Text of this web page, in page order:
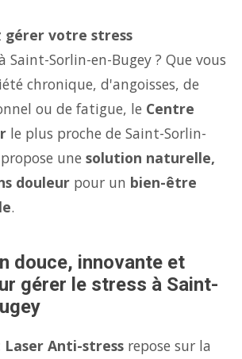
gérer votre stress
Saint-Sorlin-en-Bugey ? Que vous
chronique, d'angoisses, de
ou de fatigue, le Centre
le plus proche de Saint-Sorlin-
une solution naturelle,
douleur pour un bien-être
.
douce, innovante et
gérer le stress à Saint-
Anti-stress repose sur la